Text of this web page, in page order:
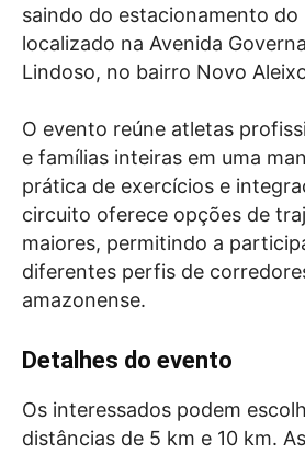
saindo do estacionamento do
localizado na Avenida
Lindoso, no bairro Novo
O evento reúne atletas
e famílias inteiras em uma
prática de exercícios e
circuito oferece opções de
maiores, permitindo a
diferentes perfis de
amazonense.
Detalhes do evento
Os interessados podem
distâncias de 5 km e 10 km.